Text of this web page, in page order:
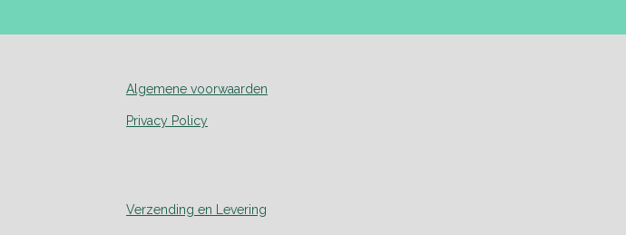
Algemene voorwaarden
Privacy Policy
Verzending en Levering